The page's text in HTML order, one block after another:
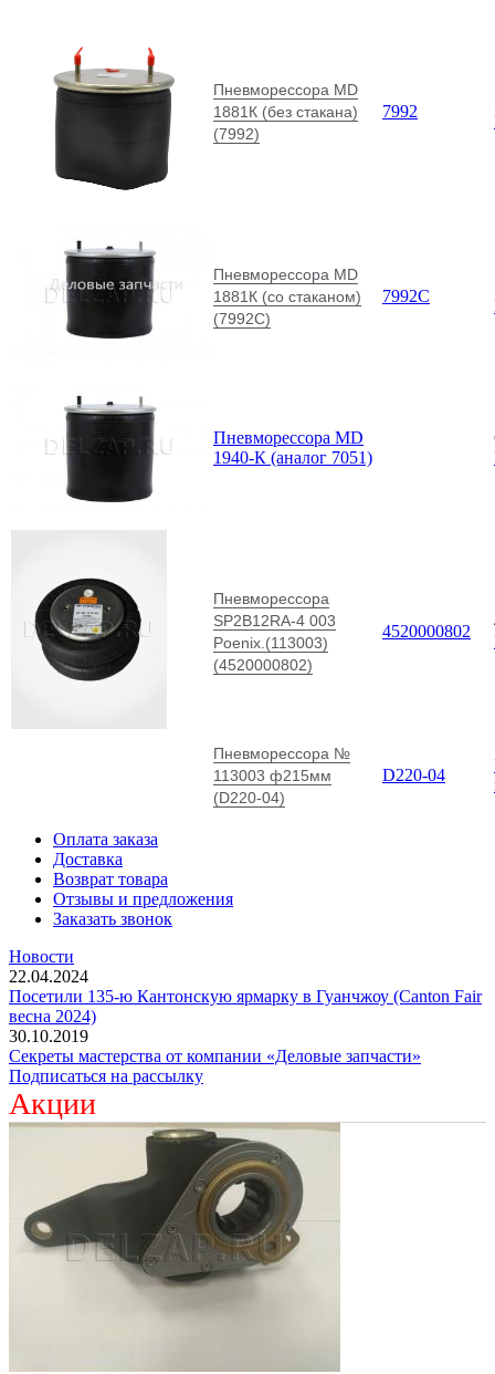
Пневморессора MD
1881К (без стакана)
(7992)
7992
Пневморессора MD
1881К (со стаканом)
(7992С)
7992С
Пневморессора MD
1940-К (аналог 7051)
Пневморессора
SP2B12RA-4 003
Poenix.(113003)
(4520000802)
4520000802
Пневморессора №
113003 ф215мм
(D220-04)
D220-04
Оплата заказа
Доставка
Возврат товара
Отзывы и предложения
Заказать звонок
Новости
22.04.2024
Посетили 135-ю Кантонскую ярмарку в Гуанчжоу (Canton Fair
весна 2024)
30.10.2019
Секреты мастерства от компании «Деловые запчасти»
Подписаться на рассылку
Акции